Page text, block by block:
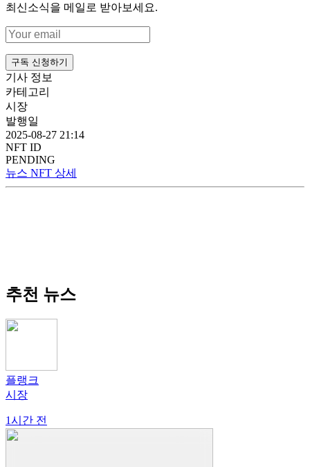
최신소식을 메일로 받아보세요.
구독 신청하기
기사 정보
카테고리
시장
발행일
2025-08-27 21:14
NFT ID
PENDING
뉴스 NFT 상세
추천 뉴스
플랭크
시장
1시간 전